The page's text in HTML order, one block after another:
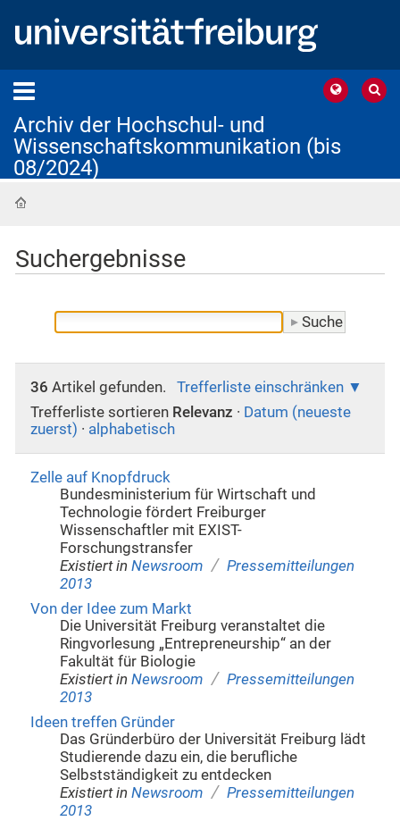
Archiv der Hochschul- und
Wissenschaftskommunikation (bis
08/2024)
Suchergebnisse
36 Artikel gefunden.
Trefferliste einschränken
Trefferliste sortieren Relevanz · Datum (neueste
zuerst) · alphabetisch
Zelle auf Knopfdruck
Bundesministerium für Wirtschaft und
Technologie fördert Freiburger
Wissenschaftler mit EXIST-
Forschungstransfer
Existiert in Newsroom / Pressemitteilungen
2013
Von der Idee zum Markt
Die Universität Freiburg veranstaltet die
Ringvorlesung „Entrepreneurship“ an der
Fakultät für Biologie
Existiert in Newsroom / Pressemitteilungen
2013
Ideen treffen Gründer
Das Gründerbüro der Universität Freiburg lädt
Studierende dazu ein, die berufliche
Selbstständigkeit zu entdecken
Existiert in Newsroom / Pressemitteilungen
2013